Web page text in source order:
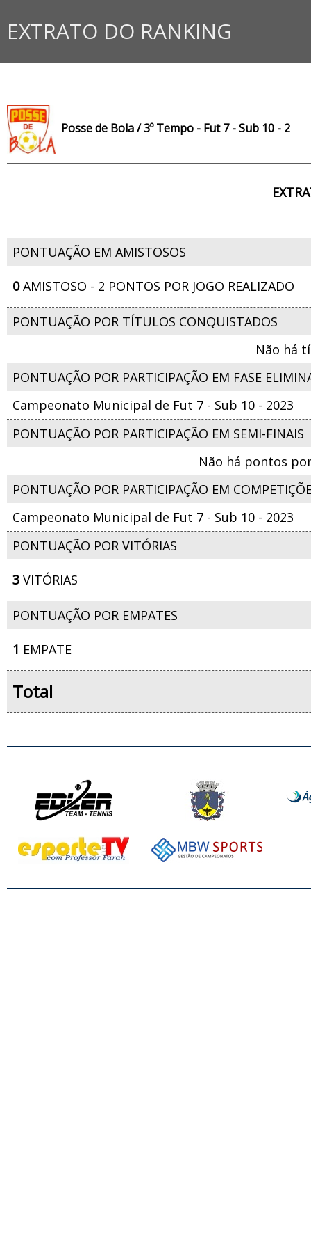
EXTRATO DO RANKING
Posse de Bola / 3º Tempo - Fut 7 - Sub 10 - 2
PONTUAÇÃO EM AMISTOSOS
0AMISTOSO - 2 PONTOS POR JOGO REALIZADO
PONTUAÇÃO POR TÍTULOS CONQUISTADOS
Não há
PONTUAÇÃO POR PARTICIPAÇÃO EM FASE
Campeonato Municipal de Fut 7 - Sub 10 - 2023
PONTUAÇÃO POR PARTICIPAÇÃO EM SEMI-FINAIS
Não há pontos
PONTUAÇÃO POR PARTICIPAÇÃO EM
Campeonato Municipal de Fut 7 - Sub 10 - 2023
PONTUAÇÃO POR VITÓRIAS
3 VITÓRIAS
PONTUAÇÃO POR EMPATES
1 EMPATE
Total